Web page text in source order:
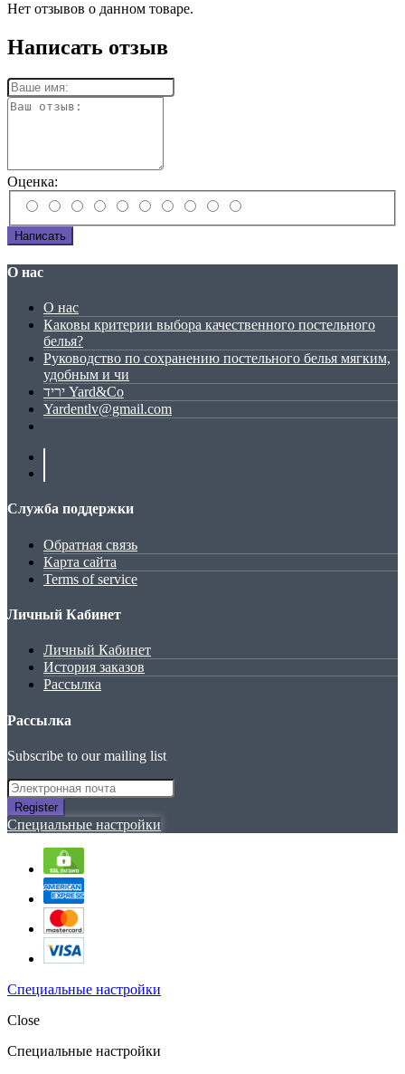
Нет отзывов о данном товаре.
Написать отзыв
Оценка:
Написать
О нас
О нас
Каковы критерии выбора качественного постельного
белья?
Руководство по сохранению постельного белья мягким,
удобным и чи
יריד Yard&Co
Yardentlv@gmail.com
Служба поддержки
Обратная связь
Карта сайта
Terms of service
Личный Кабинет
Личный Кабинет
История заказов
Рассылка
Рассылка
Subscribe to our mailing list
Register
Специальные настройки
Специальные настройки
Close
Специальные настройки